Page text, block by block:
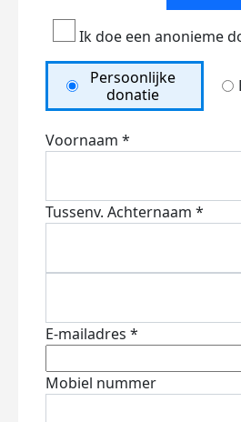
Ik doe een anonieme
Persoonlijke
donatie
Voornaam *
Tussenv. Achternaam *
E-mailadres *
Mobiel nummer